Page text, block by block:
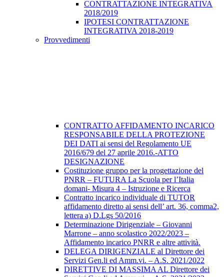
CONTRATTAZIONE INTEGRATIVA
2018/2019
IPOTESI CONTRATTAZIONE
INTEGRATIVA 2018-2019
Provvedimenti
CONTRATTO AFFIDAMENTO INCARICO
RESPONSABILE DELLA PROTEZIONE
DEI DATI ai sensi del Regolamento UE
2016/679 del 27 aprile 2016.-ATTO
DESIGNAZIONE
Costituzione gruppo per la progettazione del
PNRR – FUTURA La Scuola per l’Italia
domani- Misura 4 – Istruzione e Ricerca
Contratto incarico individuale di TUTOR
affidamento diretto ai sensi dell’ art. 36, comma2,
lettera a) D.Lgs 50/2016
Determinazione Dirigenziale – Giovanni
Marrone – anno scolastico 2022/2023 –
Affidamento incarico PNRR e altre attività.
DELEGA DIRIGENZIALE al Direttore dei
Servizi Gen.li ed Amm.vi. – A.S. 2021/2022
DIRETTIVE DI MASSIMA AL Direttore dei